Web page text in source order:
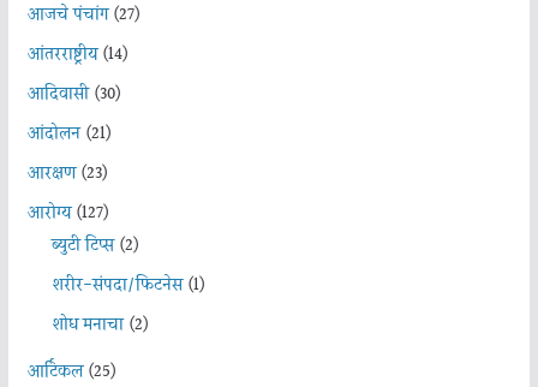
आजचे पंचांग(27)
आंतरराष्ट्रीय(14)
आदिवासी(30)
आंदोलन(21)
आरक्षण(23)
आरोग्य(127)
ब्युटी टिप्स(2)
शरीर-संपदा/फिटनेस(1)
शोध मनाचा(2)
आर्टिकल(25)